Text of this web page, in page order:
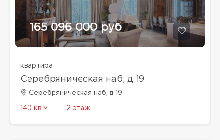
165 096 000 руб
квартира
Серебряническая наб, д 19
Серебряническая наб, д 19
140 кв.м. 2 этаж